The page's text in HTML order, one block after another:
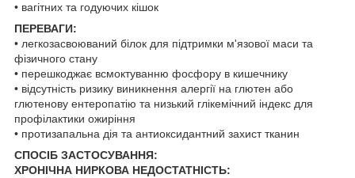
• вагітних та годуючих кішок
ПЕРЕВАГИ:
• легкозасвоюваний білок для підтримки м'язової маси та
фізичного стану
• перешкоджає всмоктуванню фосфору в кишечнику
• відсутність ризику виникнення алергії на глютен або
глютенову ентеропатію та низький глікемічний індекс для
профілактики ожиріння
• протизапальна дія та антиоксидантний захист тканин
СПОСІБ ЗАСТОСУВАННЯ:
ХРОНІЧНА НИРКОВА НЕДОСТАТНІСТЬ: